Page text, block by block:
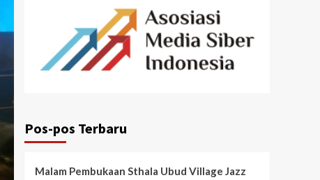
Pos-pos Terbaru
Malam Pembukaan Sthala Ubud Village Jazz